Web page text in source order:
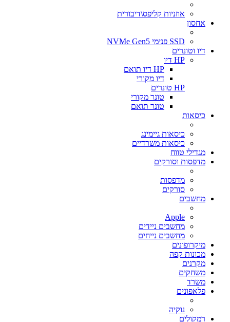
אוזניות קליפס\דיבורית
אחסון
SSD פנימי NVMe Gen5
דיו וטונרים
HP דיו
HP דיו תואם
דיו מקורי
HP טונרים
טונר מקורי
טונר תואם
כיסאות
כיסאות גיימינג
כיסאות משרדיים
מגדילי טווח
מדפסות וסורקים
מדפסות
סורקים
מחשבים
Apple
מחשבים ניידים
מחשבים נייחים
מיקרופונים
מכונות קפה
מקרנים
משחקים
משרד
פלאפונים
נוקיה
רמקולים